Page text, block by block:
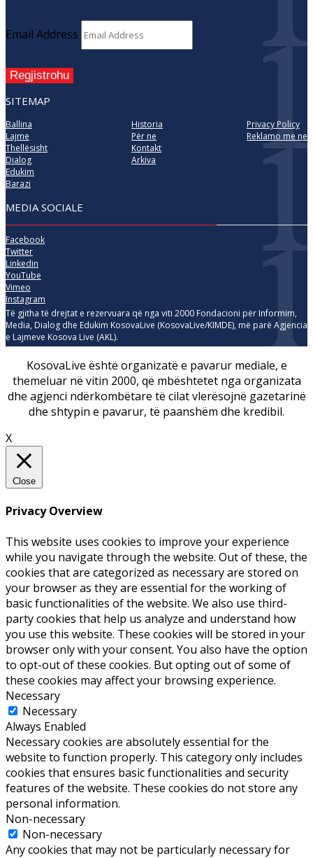
Email Address
Regjistrohu
SITEMAP
Ballina
Lajme
Thellësisht
Dialog
Edukim
Barazi
Historia
Për ne
Kontakt
Arkiva
Privacy Policy
Reklamo me ne
MEDIA SOCIALE
Facebook
Twitter
Linkedin
YouTube
Vimeo
Instagram
Të gjitha të drejtat e rezervuara që nga viti 2000 Fondacioni për Informim,
Media, Dialog dhe Edukim KosovaLive (KosovaLive/KIMDE), më parë Agjencia
e Lajmeve Kosova Live (AKL).
KosovaLive është organizatë e pavarur mediale, e
themeluar në vitin 2000, që mbështetet nga organizata
dhe agjenci ndërkombëtare të cilat vlerësojnë gazetarinë
dhe shtypin e pavarur, të paanshëm dhe kredibil.
X
Close
Privacy Overview
This website uses cookies to improve your experience
while you navigate through the website. Out of these, the
cookies that are categorized as necessary are stored on
your browser as they are essential for the working of
basic functionalities of the website. We also use third-
party cookies that help us analyze and understand how
you use this website. These cookies will be stored in your
browser only with your consent. You also have the option
to opt-out of these cookies. But opting out of some of
these cookies may affect your browsing experience.
Necessary
Necessary
Always Enabled
Necessary cookies are absolutely essential for the
website to function properly. This category only includes
cookies that ensures basic functionalities and security
features of the website. These cookies do not store any
personal information.
Non-necessary
Non-necessary
Any cookies that may not be particularly necessary for